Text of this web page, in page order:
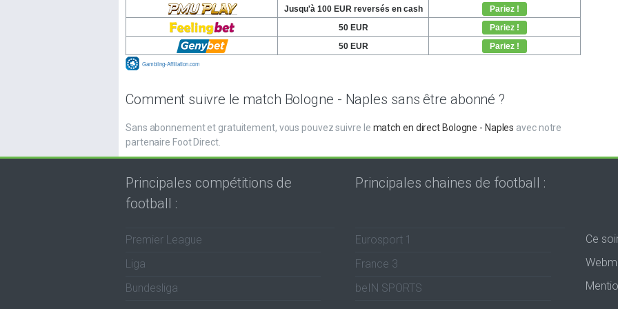
Comment suivre le match Bologne - Naples sans être abonné ?
Sans abonnement et gratuitement, vous pouvez suivre le match en direct Bologne - Naples avec notre
partenaire Foot Direct.
Principales compétitions de
football :
Premier League
Liga
Bundesliga
Principales chaines de football :
Eurosport 1
France 3
beIN SPORTS
Ce